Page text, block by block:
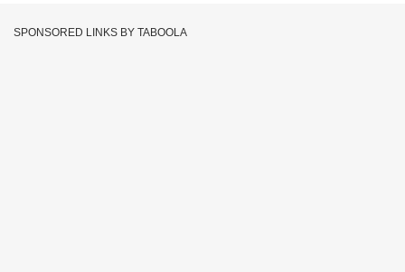
SPONSORED LINKS BY TABOOLA